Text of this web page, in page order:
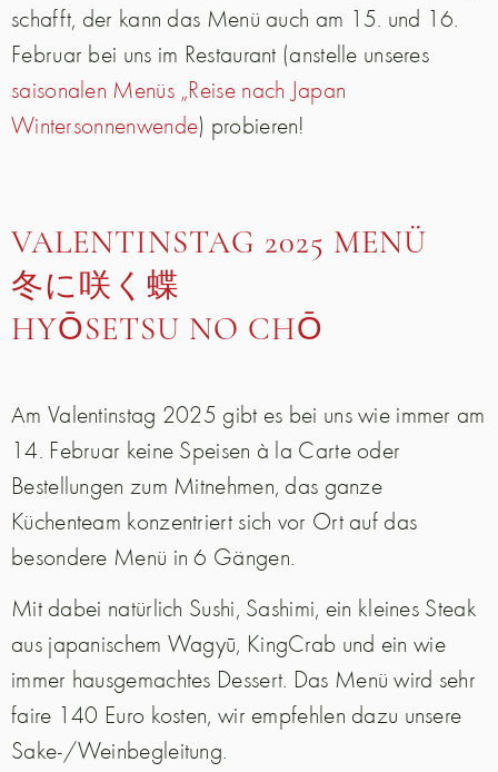
schafft, der kann das Menü auch am 15. und 16.
Februar bei uns im Restaurant (anstelle unseres
saisonalen Menüs „Reise nach Japan
Wintersonnenwende) probieren!
VALENTINSTAG 2025 MENÜ
冬に咲く蝶
HYŌSETSU NO CHŌ
Am Valentinstag 2025 gibt es bei uns wie immer am
14. Februar keine Speisen à la Carte oder
Bestellungen zum Mitnehmen, das ganze
Küchenteam konzentriert sich vor Ort auf das
besondere Menü in 6 Gängen.
Mit dabei natürlich Sushi, Sashimi, ein kleines Steak
aus japanischem Wagyū, KingCrab und ein wie
immer hausgemachtes Dessert. Das Menü wird sehr
faire 140 Euro kosten, wir empfehlen dazu unsere
Sake-/Weinbegleitung.